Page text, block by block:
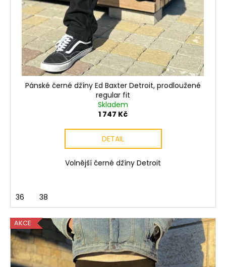
Pánské černé džíny Ed Baxter Detroit, prodloužené
regular fit
Skladem
1 747 Kč
DETAIL
Volnější černé džíny Detroit
36 38
AKCE